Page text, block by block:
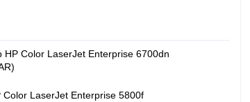
HP Color LaserJet Enterprise 6700dn
LaserJet Enterprise 5800f